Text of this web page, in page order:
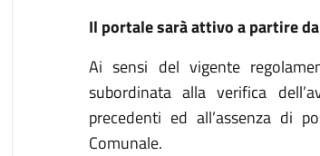
Il portale sarà attivo a partire
Ai sensi del vigente
subordinata alla verifica
precedenti ed all’assenza di
Comunale.